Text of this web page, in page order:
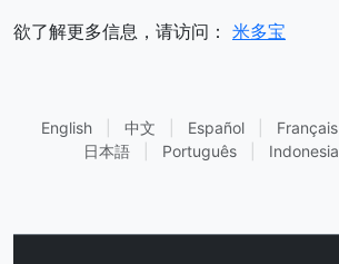
欲了解更多信息，请访问： 米多宝
English 中文 Español Français
日本語
Português Indonesia